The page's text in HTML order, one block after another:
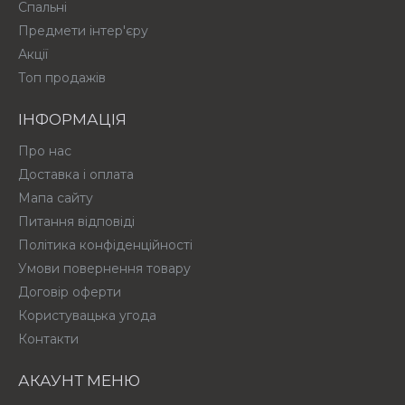
Спальні
Предмети інтер'єру
Акції
Топ продажів
ІНФОРМАЦІЯ
Про нас
Доставка і оплата
Мапа сайту
Питання відповіді
Політика конфіденційності
Умови повернення товару
Договір оферти
Користувацька угода
Контакти
АКАУНТ МЕНЮ